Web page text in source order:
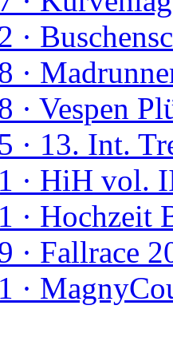
·
·
· Vespen
· 13. Int.
· HiH vol.
· Hochzeit
· Fallrace
·